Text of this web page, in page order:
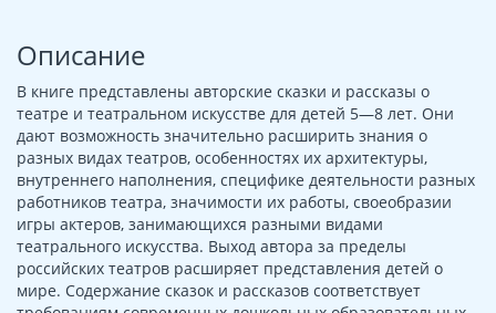
Описание
В книге представлены авторские сказки и рассказы о
театре и театральном искусстве для детей 5—8 лет. Они
дают возможность значительно расширить знания о
разных видах театров, особенностях их архитектуры,
внутреннего наполнения, специфике деятельности разных
работников театра, значимости их работы, своеобразии
игры актеров, занимающихся разными видами
театрального искусства. Выход автора за пределы
российских театров расширяет представления детей о
мире. Содержание сказок и рассказов соответствует